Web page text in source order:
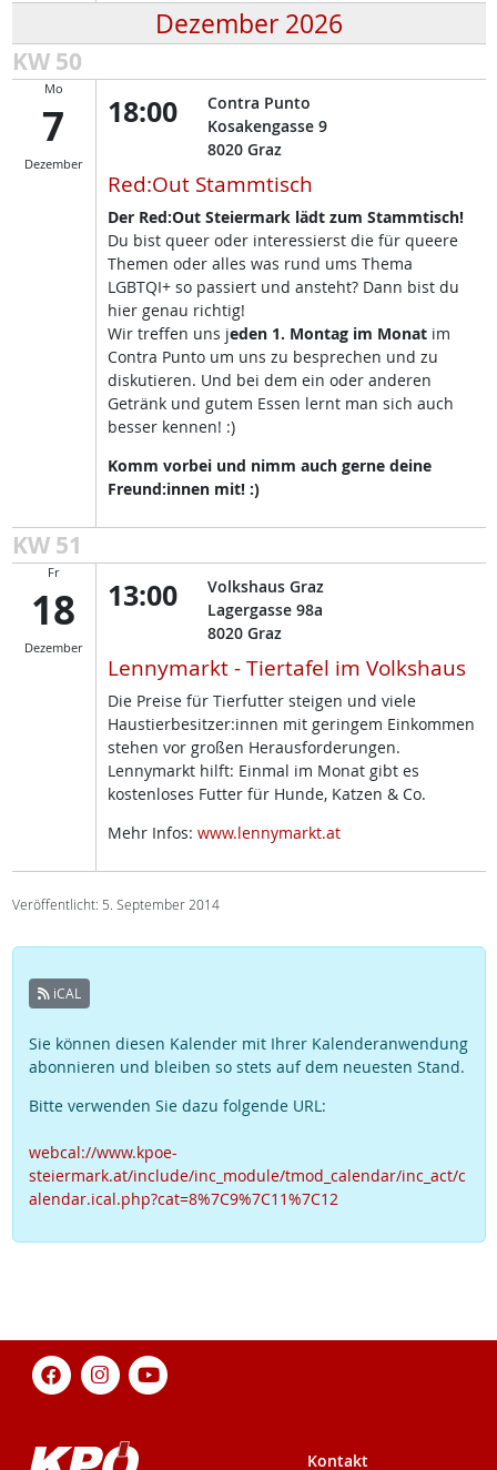
Dezember 2026
KW 50
Mo
7
Dezember
18:00
Contra Punto
Kosakengasse 9
8020 Graz
Red:Out Stammtisch
Der Red:Out Steiermark lädt zum Stammtisch!
Du bist queer oder interessierst die für queere
Themen oder alles was rund ums Thema
LGBTQI+ so passiert und ansteht? Dann bist du
hier genau richtig!
Wir treffen uns jeden 1. Montag im Monat im
Contra Punto um uns zu besprechen und zu
diskutieren. Und bei dem ein oder anderen
Getränk und gutem Essen lernt man sich auch
besser kennen! :)
Komm vorbei und nimm auch gerne deine
Freund:innen mit! :)
KW 51
Fr
18
Dezember
13:00
Volkshaus Graz
Lagergasse 98a
8020 Graz
Lennymarkt - Tiertafel im Volkshaus
Die Preise für Tierfutter steigen und viele
Haustierbesitzer:innen mit geringem Einkommen
stehen vor großen Herausforderungen.
Lennymarkt hilft: Einmal im Monat gibt es
kostenloses Futter für Hunde, Katzen & Co.
Mehr Infos: www.lennymarkt.at
Veröffentlicht: 5. September 2014
iCAL
Sie können diesen Kalender mit Ihrer Kalenderanwendung
abonnieren und bleiben so stets auf dem neuesten Stand.
Bitte verwenden Sie dazu folgende URL:
webcal://www.kpoe-
steiermark.at/include/inc_module/tmod_calendar/inc_act/c
alendar.ical.php?cat=8%7C9%7C11%7C12
Kontakt